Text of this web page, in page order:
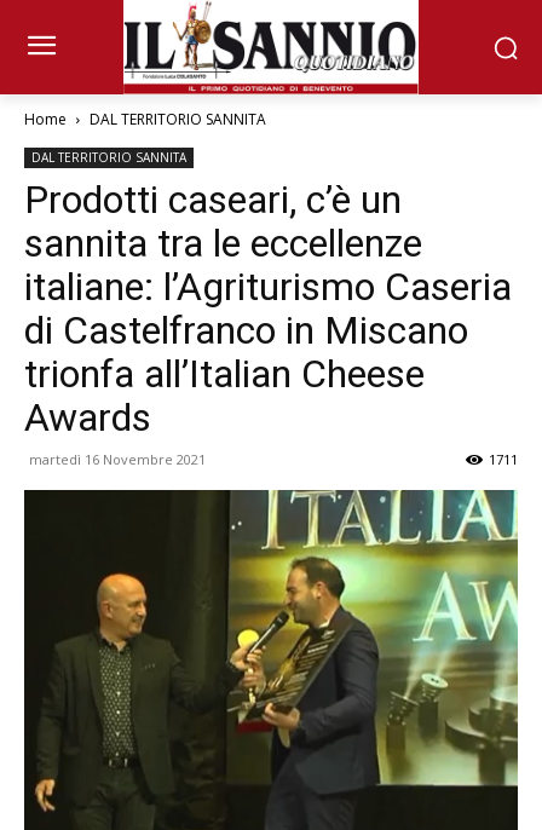
Home DAL TERRITORIO SANNITA
DAL TERRITORIO SANNITA
Prodotti caseari, c’è un
sannita tra le eccellenze
italiane: l’Agriturismo Caseria
di Castelfranco in Miscano
trionfa all’Italian Cheese
Awards
martedì 16 Novembre 2021 1711